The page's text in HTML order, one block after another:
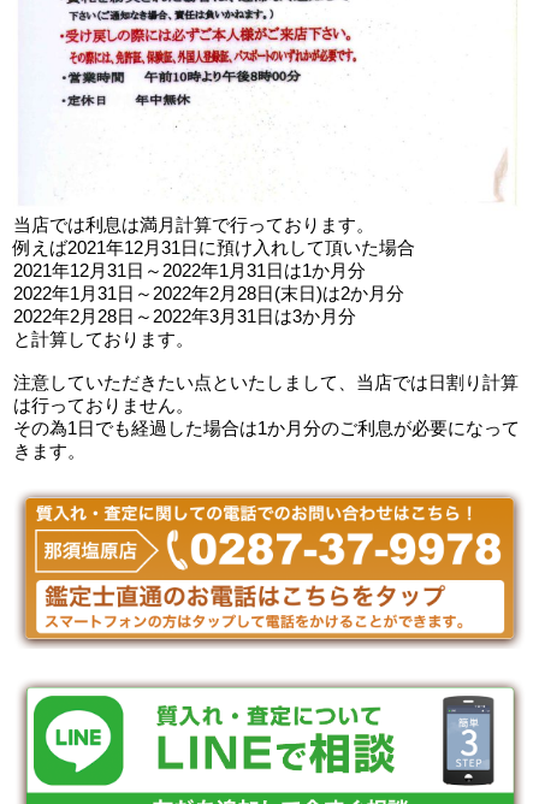
当店では利息は満月計算で行っております。
例えば2021年12月31日に預け入れして頂いた場合
2021年12月31日～2022年1月31日は1か月分
2022年1月31日～2022年2月28日(末日)は2か月分
2022年2月28日～2022年3月31日は3か月分
と計算しております。
注意していただきたい点といたしまして、当店では日割り計算
は行っておりません。
その為1日でも経過した場合は1か月分のご利息が必要になって
きます。